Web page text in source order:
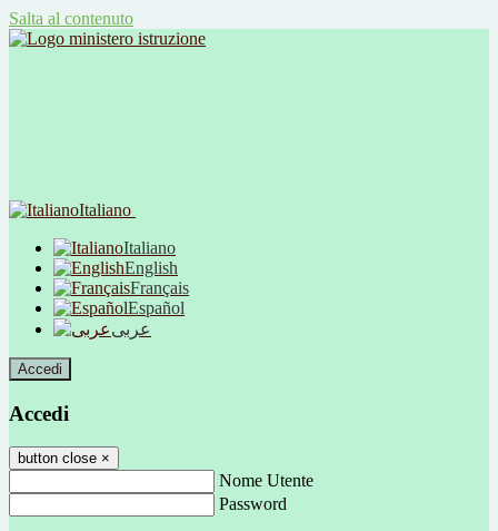
Salta al contenuto
Italiano
Italiano
English
Français
Español
عربى
Accedi
Accedi
button close ×
Nome Utente
Password